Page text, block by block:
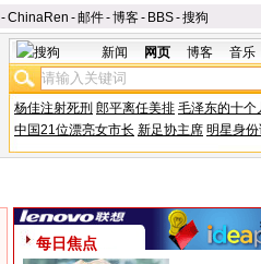
-ChinaRen -邮件-博客- BBS-搜狗
新闻 网页 博客 音乐
杨佳注射死刑 郎平离任美排 毛泽东的十个
中国21位漂亮女市长 新足协主席 明星身
每日焦点